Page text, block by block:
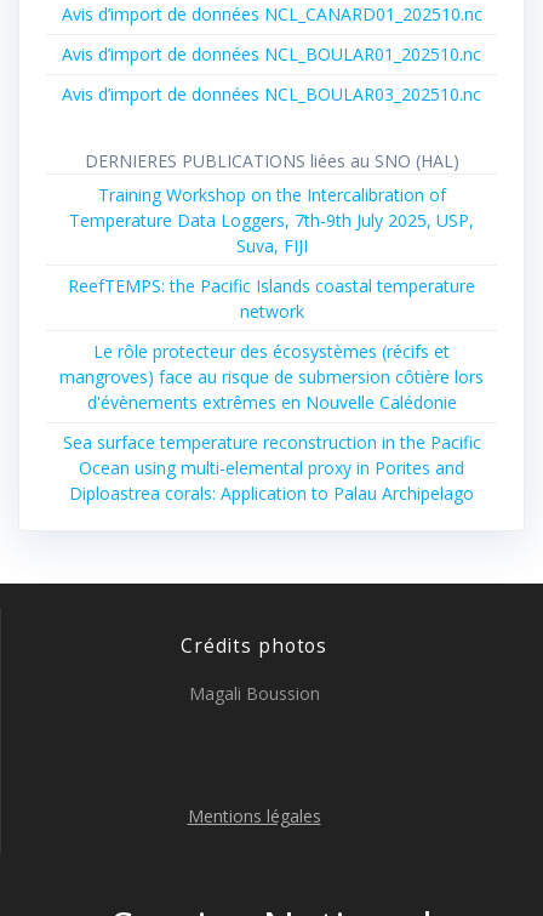
Avis d’import de données NCL_CANARD01_202510.nc
Avis d’import de données NCL_BOULAR01_202510.nc
Avis d’import de données NCL_BOULAR03_202510.nc
DERNIERES PUBLICATIONS liées au SNO (HAL)
Training Workshop on the Intercalibration of
Temperature Data Loggers, 7th-9th July 2025, USP,
Suva, FIJI
ReefTEMPS: the Pacific Islands coastal temperature
network
Le rôle protecteur des écosystèmes (récifs et
mangroves) face au risque de submersion côtière lors
d'évènements extrêmes en Nouvelle Calédonie
Sea surface temperature reconstruction in the Pacific
Ocean using multi-elemental proxy in Porites and
Diploastrea corals: Application to Palau Archipelago
Crédits photos
Magali Boussion
Mentions légales